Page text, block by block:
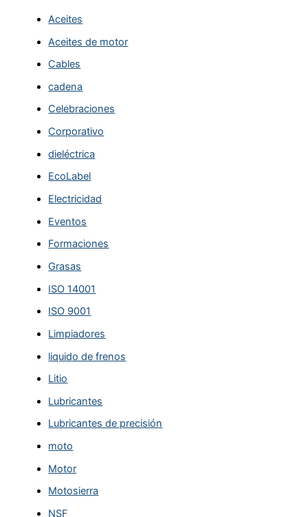
Aceites
Aceites de motor
Cables
cadena
Celebraciones
Corporativo
dieléctrica
EcoLabel
Electricidad
Eventos
Formaciones
Grasas
ISO 14001
ISO 9001
Limpiadores
liquido de frenos
Litio
Lubricantes
Lubricantes de precisión
moto
Motor
Motosierra
NSF